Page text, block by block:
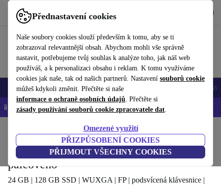
Přednastavení cookies
Naše soubory cookies slouží především k tomu, aby se ti
zobrazoval relevantnější obsah. Abychom mohli vše správně
nastavit, potřebujeme tvůj souhlas k analýze toho, jak náš web
používáš, a k personalizaci obsahu i reklam. K tomu využíváme
cookies jak naše, tak od našich partnerů. Nastavení souborů cookie
můžeš kdykoli změnit. Přečtěte si naše
informace o ochraně osobních údajů. Přečtěte si
zásady používání souborů cookie zpracovatele dat.
Omezené využití
PŘIZPŮSOBENÍ COOKIES
PŘIJMOUT VŠECHNY COOKIES
Používejte refurbed rychle a snadno
Mobily a smartphony Notebooky Tablety Doplňky
📱 -5 % NAVÍC na všechny iPhony – kód: IPHONEDEAL-
Notebooky Notebooky Dell
Dell Precision 5570 | i7-12800H | 15.6-
palcového
24 GB | 128 GB SSD | WUXGA | FP | podsvícená klávesnice |